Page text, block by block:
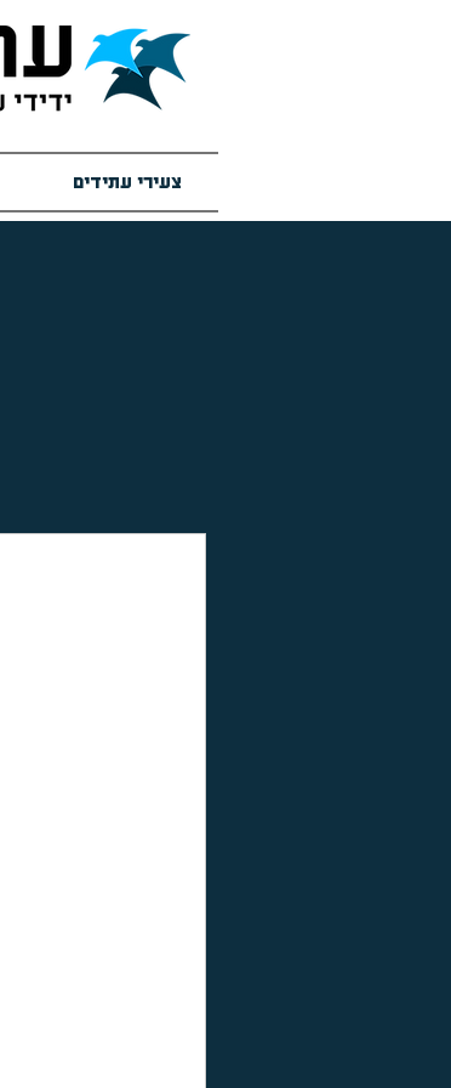
צעירי עתידים